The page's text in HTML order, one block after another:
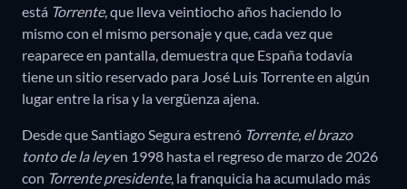
está Torrente, que lleva veintiocho años haciendo lo
mismo con el mismo personaje y que, cada vez que
reaparece en pantalla, demuestra que España todavía
tiene un sitio reservado para José Luis Torrente en algún
lugar entre la risa y la vergüenza ajena.
Desde que Santiago Segura estrenó Torrente, el brazo
tonto de la leyen 1998 hasta el regreso de marzo de 2026
con Torrente presidente, la franquicia ha acumulado más